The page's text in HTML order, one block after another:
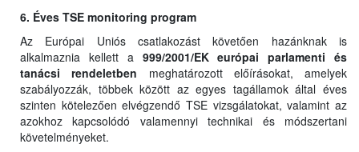
6. Éves TSE monitoring program
Az Európai Uniós csatlakozást követően hazánknak is
alkalmaznia kellett a 999/2001/EK európai parlamenti és
tanácsi rendeletben meghatározott előírásokat, amelyek
szabályozzák, többek között az egyes tagállamok által éves
szinten kötelezően elvégzendő TSE vizsgálatokat, valamint az
azokhoz kapcsolódó valamennyi technikai és módszertani
követelményeket.